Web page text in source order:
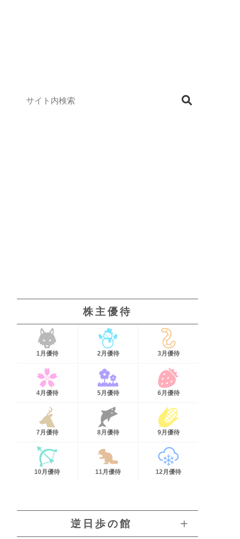
株主優待
1月優待 2月優待 3月優待
4月優待 5月優待 6月優待
7月優待 8月優待 9月優待
10月優待 11月優待 12月優待
逆日歩の館